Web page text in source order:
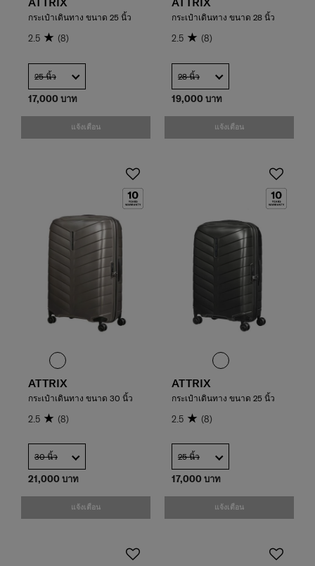
17,000 บาท
แจ้งเตือน
กระเป๋าเดินทาง ขนาด 25 นิ้ว
2.5 (8)
25 นิ้ว
19,000 บาท
แจ้งเตือน
กระเป๋าเดินทาง ขนาด 28 นิ้ว
2.5 (8)
28 นิ้ว
21,000 บาท
แจ้งเตือน
ATTRIX
กระเป๋าเดินทาง ขนาด 30 นิ้ว
2.5 (8)
30 นิ้ว
17,000 บาท
แจ้งเตือน
ATTRIX
กระเป๋าเดินทาง ขนาด 25 นิ้ว
2.5 (8)
25 นิ้ว